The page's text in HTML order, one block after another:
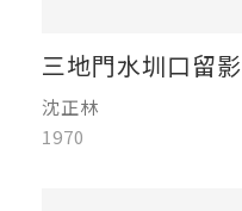
三地門水圳口留影
沈正林
1970